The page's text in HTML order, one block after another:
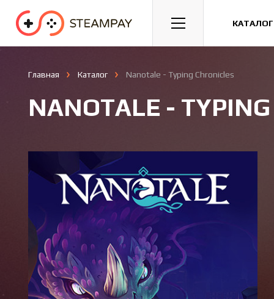
Спорт Гонки Казуальные
Главная Каталог Nanotale - Typing Chronicles
NANOTALE -